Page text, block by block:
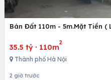
Bán Đất 110m - 5m.Mặt Tiền (
35.5 tỷ · 110m
2
Thành phố Hà Nội
2 giờ trước